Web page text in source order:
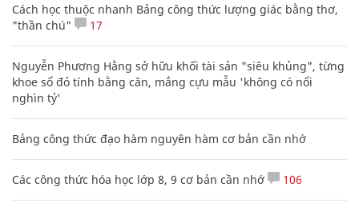
Cách học thuộc nhanh Bảng công thức lượng giác bằng thơ,
"thần chú"
17
Nguyễn Phương Hằng sở hữu khối tài sản "siêu khủng", từng
khoe sổ đỏ tính bằng cân, mắng cựu mẫu 'không có nổi
nghìn tỷ'
Bảng công thức đạo hàm nguyên hàm cơ bản cần nhớ
Các công thức hóa học lớp 8, 9 cơ bản cần nhớ 106